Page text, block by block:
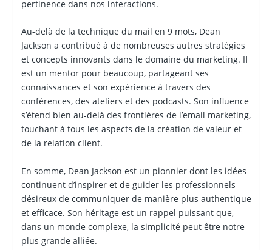
pertinence dans nos interactions.
Au-delà de la technique du mail en 9 mots, Dean
Jackson a contribué à de nombreuses autres stratégies
et concepts innovants dans le domaine du marketing. Il
est un mentor pour beaucoup, partageant ses
connaissances et son expérience à travers des
conférences, des ateliers et des podcasts. Son influence
s’étend bien au-delà des frontières de l’email marketing,
touchant à tous les aspects de la création de valeur et
de la relation client.
En somme, Dean Jackson est un pionnier dont les idées
continuent d’inspirer et de guider les professionnels
désireux de communiquer de manière plus authentique
et efficace. Son héritage est un rappel puissant que,
dans un monde complexe, la simplicité peut être notre
plus grande alliée.